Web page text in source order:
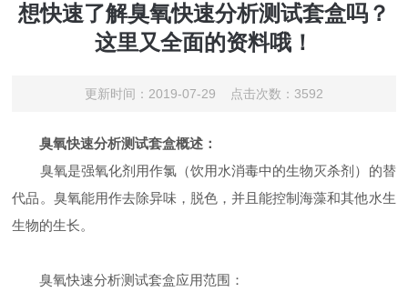
想快速了解臭氧快速分析测试套盒吗？
这里又全面的资料哦！
更新时间：2019-07-29 点击次数：3592
臭氧快速分析测试套盒概述：
臭氧是强氧化剂用作氯（饮用水消毒中的生物灭杀剂）的替
代品。臭氧能用作去除异味，脱色，并且能控制海藻和其他水生
生物的生长。
臭氧快速分析测试套盒应用范围：